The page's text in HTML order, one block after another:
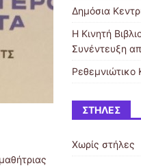
Δημόσια
Η Κινητή
Συνέντευξη
Ρεθεμνιώτικο
ΣΤΉΛΕΣ
Χωρίς στήλες